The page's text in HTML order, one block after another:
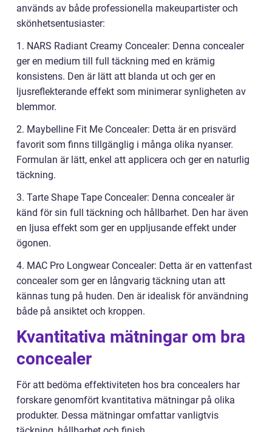
används av både professionella makeupartister och
skönhetsentusiaster:
1. NARS Radiant Creamy Concealer: Denna concealer
ger en medium till full täckning med en krämig
konsistens. Den är lätt att blanda ut och ger en
ljusreflekterande effekt som minimerar synligheten av
blemmor.
2. Maybelline Fit Me Concealer: Detta är en prisvärd
favorit som finns tillgänglig i många olika nyanser.
Formulan är lätt, enkel att applicera och ger en naturlig
täckning.
3. Tarte Shape Tape Concealer: Denna concealer är
känd för sin full täckning och hållbarhet. Den har även
en ljusa effekt som ger en uppljusande effekt under
ögonen.
4. MAC Pro Longwear Concealer: Detta är en vattenfast
concealer som ger en långvarig täckning utan att
kännas tung på huden. Den är idealisk för användning
både på ansiktet och kroppen.
Kvantitativa mätningar om bra
concealer
För att bedöma effektiviteten hos bra concealers har
forskare genomfört kvantitativa mätningar på olika
produkter. Dessa mätningar omfattar vanligtvis